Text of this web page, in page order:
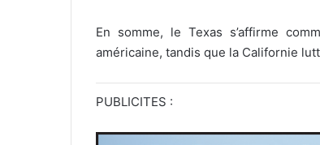
En somme, le Texas s’affirme
américaine, tandis que la Californie
PUBLICITES :